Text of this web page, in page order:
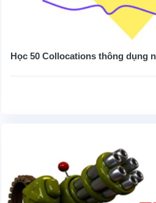
Học 50 Collocations thông dụng